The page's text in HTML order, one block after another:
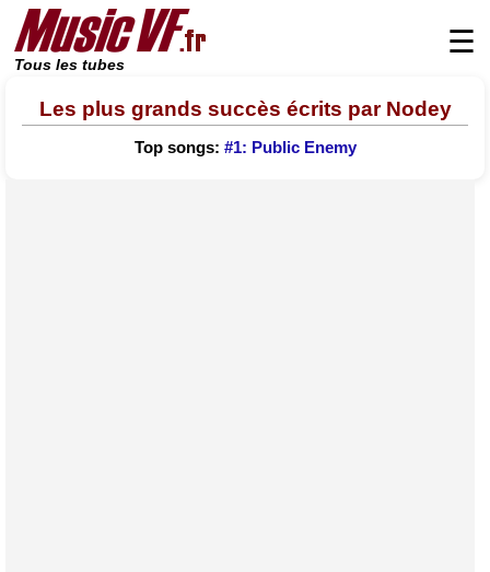
Tous les tubes
☰
Les plus grands succès écrits par Nodey
Top songs: #1: Public Enemy